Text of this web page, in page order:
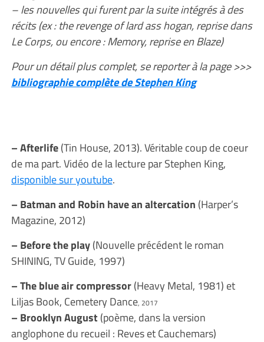
–les nouvelles qui furent par la suite intégrés à des
récits (ex : the revenge of lard ass hogan, reprise dans
Le Corps, ou encore : Memory, reprise en Blaze)
Pour un détail plus complet, se reporter à la page >>>
bibliographie complète de Stephen King
– Afterlife(Tin House, 2013). Véritable coup de coeur
de ma part. Vidéo de la lecture par Stephen King,
disponible sur youtube.
– Batman and Robin have an altercation (Harper’s
Magazine, 2012)
– Before the play(Nouvelle précédent le roman
SHINING, TV Guide, 1997)
– The blue air compressor(Heavy Metal, 1981) et
Liljas Book, Cemetery Dance, 2017
– Brooklyn August (poème, dans la version
anglophone du recueil : Reves et Cauchemars)